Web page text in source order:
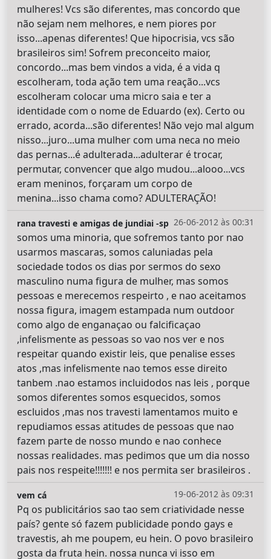
mulheres! Vcs são diferentes, mas concordo que
não sejam nem melhores, e nem piores por
isso...apenas diferentes! Que hipocrisia, vcs são
brasileiros sim! Sofrem preconceito maior,
concordo...mas bem vindos a vida, é a vida q
escolheram, toda ação tem uma reação...vcs
escolheram colocar uma micro saia e ter a
identidade com o nome de Eduardo (ex). Certo ou
errado, acorda...são diferentes! Não vejo mal algum
nisso...juro...uma mulher com uma neca no meio
das pernas...é adulterada...adulterar é trocar,
permutar, convencer que algo mudou...alooo...vcs
eram meninos, forçaram um corpo de
menina...isso chama como? ADULTERAÇÃO!
26-06-2012 às 00:31
rana travesti e amigas de jundiai -sp
somos uma minoria, que sofremos tanto por nao
usarmos mascaras, somos caluniadas pela
sociedade todos os dias por sermos do sexo
masculino numa figura de mulher, mas somos
pessoas e merecemos respeirto , e nao aceitamos
nossa figura, imagem estampada num outdoor
como algo de enganaçao ou falcificaçao
,infelismente as pessoas so vao nos ver e nos
respeitar quando existir leis, que penalise esses
atos ,mas infelismente nao temos esse direito
tanbem .nao estamos incluidodos nas leis , porque
somos diferentes somos esquecidos, somos
escluidos ,mas nos travesti lamentamos muito e
repudiamos essas atitudes de pessoas que nao
fazem parte de nosso mundo e nao conhece
nossas realidades. mas pedimos que um dia nosso
pais nos respeite!!!!!!! e nos permita ser brasileiros .
19-06-2012 às 09:31
vem cá
Pq os publicitários sao tao sem criatividade nesse
país? gente só fazem publicidade pondo gays e
travestis, ah me poupem, eu hein. O povo brasileiro
gosta da fruta hein. nossa nunca vi isso em